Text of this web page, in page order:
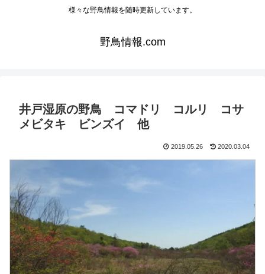
様々な野鳥情報を随時更新しています。
野鳥情報.com
井戸湿原の野鳥 コマドリ コルリ コサ
メビタキ ビンズイ 他
2019.05.26 2020.03.04